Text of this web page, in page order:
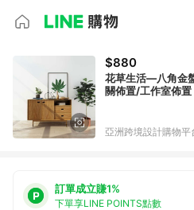
$880
花草生活—八角金
關佈置/工作室佈置
亞洲跨境設計購物平
訂單成立賺1%
下單享LINE POINTS點數